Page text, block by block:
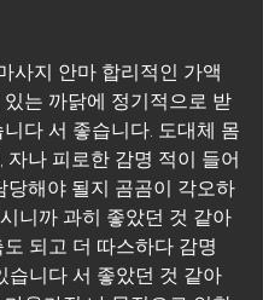
사지 안마 합리적인 가액
는 까닭에 정기적으로 받
다 서 좋습니다. 도대체 몸
자나 피로한 감명 적이 들어
당해야 될지 곰곰이 각오하
니까 과히 좋았던 것 같아
되고 더 따스하다 감명
습니다 서 좋았던 것 같아